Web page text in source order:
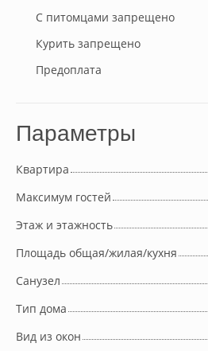
С питомцами запрещено
Курить запрещено
Предоплата
Параметры
Квартира
Максимум гостей
Этаж и этажность
Площадь общая/жилая/кухня
Cанузел
Тип дома
Вид из окон